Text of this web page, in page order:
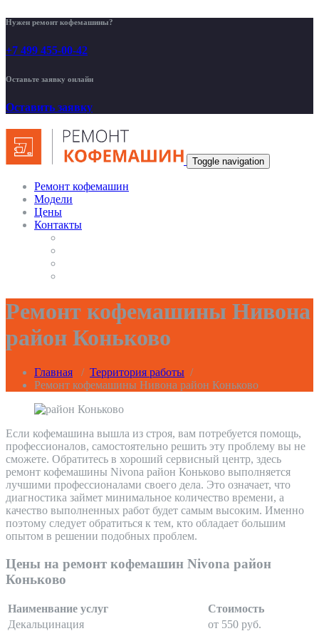
Нужен ремонт кофемашины?
+7 499 455-00-42
Оставьте заявку онлайн
Оставить заявку
Toggle navigation
Ремонт кофемашин
Модели
Цены
Контакты
Ремонт кофемашины Нивона
район Коньково
Главная / Территория работы /
Ремонт кофемашины Нивона район Коньково
Если кофемашина вышла из строя, вам потребуется помощь,
профессионалов, самостоятельно решить эту проблему вы не
сможете. Обратитесь в хороший сервисный центр, здесь
ремонт кофемашины Nivona район Коньково выполняется
лучшими профессионалами своего дела. Это означает, что
диагностика займет минимальное количество времени, а
качество выполненных работ будет самым высоким. Именно
поэтому следует обратиться к тем, кто обладает большим
опытом в решении подобных проблем.
Цены на ремонт кофемашин Nivona район
Коньково
Наименвание услуг
Стоимость
Декальцинация
от 550 руб.